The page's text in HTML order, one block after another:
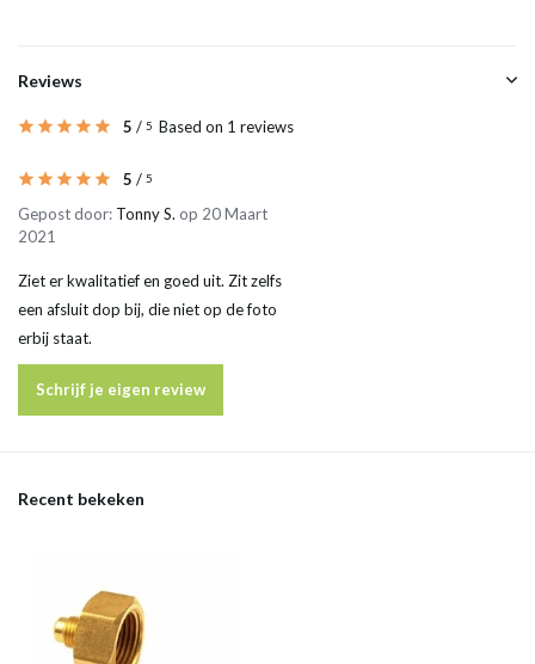
Reviews
5 / 5 Based on 1 reviews
5 / 5
Gepost door: Tonny S. op 20 Maart
2021
Ziet er kwalitatief en goed uit. Zit zelfs
een afsluit dop bij, die niet op de foto
erbij staat.
Schrijf je eigen review
Recent bekeken